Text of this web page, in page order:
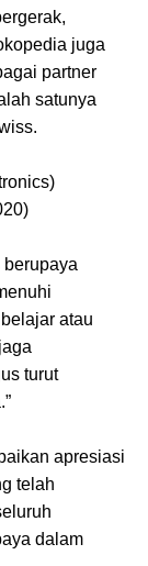
juga
partner
satunya
atau
turut
apresiasi
telah
dalam